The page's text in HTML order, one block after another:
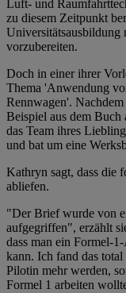
Luft- und
zu diesem Zeitpunkt
Universitätsausbildung
vorzubereiten.
Doch in einer ihrer
Thema 'Anwendung
Rennwagen'. ‌Nachdem
Beispiel aus dem Buch
das Team ihres
und bat um eine
Kathryn sagt, dass die
abliefen.
"Der Brief wurde von
aufgegriffen", erzählt
dass man ein Formel-
kann. Ich fand das
Pilotin mehr werden,
Formel 1 arbeiten